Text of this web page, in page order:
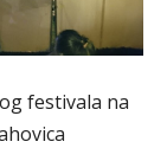
festivala na